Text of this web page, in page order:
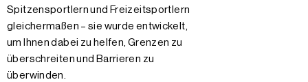
Spitzensportlern und Freizeitsportlern
gleichermaßen – sie wurde entwickelt,
um Ihnen dabei zu helfen, Grenzen zu
überschreiten und Barrieren zu
überwinden.